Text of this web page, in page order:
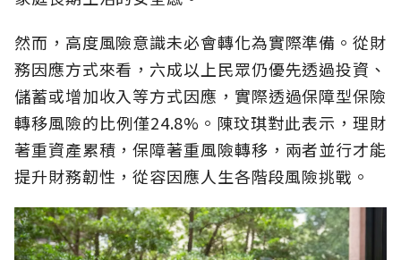
然而，高度風險意識未必會轉化為實際準備。從財
務因應方式來看，六成以上民眾仍優先透過投資、
儲蓄或增加收入等方式因應，實際透過保障型保險
轉移風險的比例僅24.8%。陳玟琪對此表示，理財
著重資產累積，保障著重風險轉移，兩者並行才能
提升財務韌性，從容因應人生各階段風險挑戰。